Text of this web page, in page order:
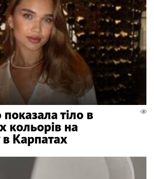
тіло в
кольорів на
в Карпатах